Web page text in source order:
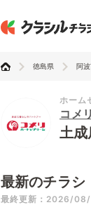
徳島県 阿
ホーム
コメ
土
最新のチラシ
最終更新：2026/